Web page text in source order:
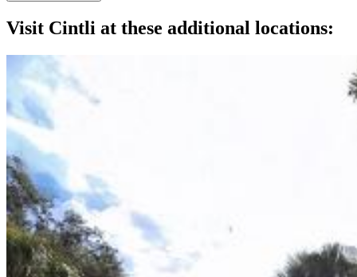
Visit Cintli at these additional locations: